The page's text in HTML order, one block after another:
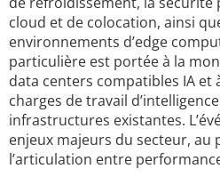
cloud et de colocation, ainsi
environnements d’edge
particulière est portée à la
data centers compatibles IA et
charges de travail
infrastructures existantes.
enjeux majeurs du secteur, au
l’articulation entre